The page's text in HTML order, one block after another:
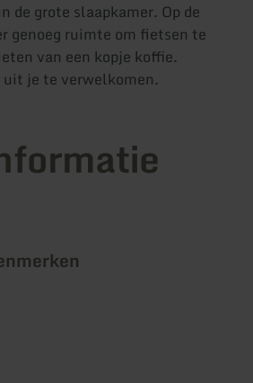
de grote slaapkamer. Op de
genoeg ruimte om fietsen te
van een kopje koffie.
je te verwelkomen.